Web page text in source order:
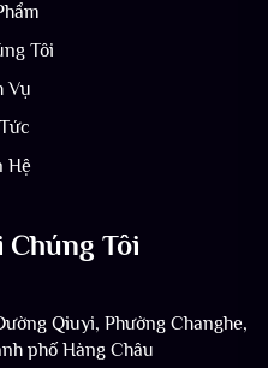
Tôi
Vụ
Hệ
Chúng Tôi
Qiuyi, Phường Changhe,
phố Hàng Châu